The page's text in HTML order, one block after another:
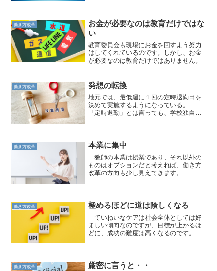
働き方改革
お金が必要なのは教育だけではな
い
教育委員会も現場にお金を回すよう努力
はしてくれているのです。しかし、お金
が必要なのは教育だけではありません。
働き方改革 発想の転換
地元では、最低週に１回の定時退勤日を
決めて実施するようになっている。
「定時退勤」とは言っても、学校独自で
た。 しかし、この週１回の...
働き方改革 本業に集中
教師の本業は授業であり、それ以外の
ものはオプションだと考えれば、働き方
改革の方向も少し見えてきます。
働き方改革 極めるほどに道は険しくなる
ていねいなケアは社会全体としては好
ましい傾向なのですが、目標が上がるほ
どに、成功の難度は高くなるのです。
働き方改革 厳密に言うと・・